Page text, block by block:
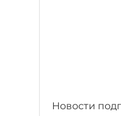
Новости